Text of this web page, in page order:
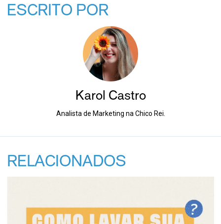
ESCRITO POR
Karol Castro
Analista de Marketing na Chico Rei.
RELACIONADOS